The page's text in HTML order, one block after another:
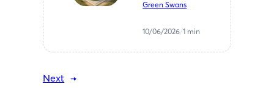
— ΒΙΠΕ
Green Swans
10/06/2026/1 min
Next →